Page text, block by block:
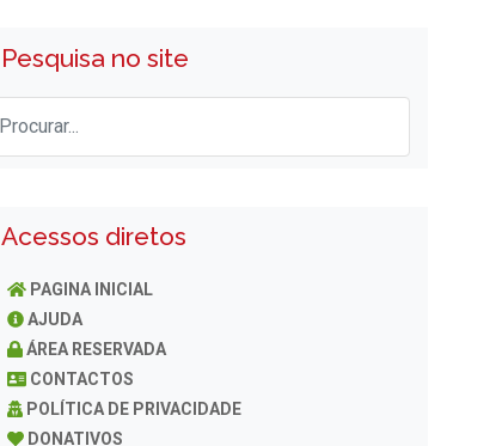
Pesquisa no site
Acessos diretos
PAGINA INICIAL
AJUDA
ÁREA RESERVADA
CONTACTOS
POLÍTICA DE PRIVACIDADE
DONATIVOS